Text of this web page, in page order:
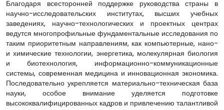
Благодаря всесторонней поддержке руководства страны в
научно-исследовательских институтах, высших учебных
заведениях, научно-технологических и проектных центрах
ведутся многопрофильные фундаментальные исследования по
таким приоритетным направлениям, как компьютерные, нано-
и химические технологии, энергетика, молекулярная биология
и биотехнология, информационно-коммуникационные
системы, современная медицина и инновационная экономика.
Последовательно укрепляется материально-техническая база
науки, особое внимание уделяется подготовке
высококвалифицированных кад­ров и привлечению талантливой